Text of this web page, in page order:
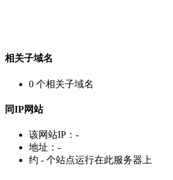
相关子域名
0 个相关子域名
同IP网站
该网站IP： -
地址： -
约 - 个站点运行在此服务器上